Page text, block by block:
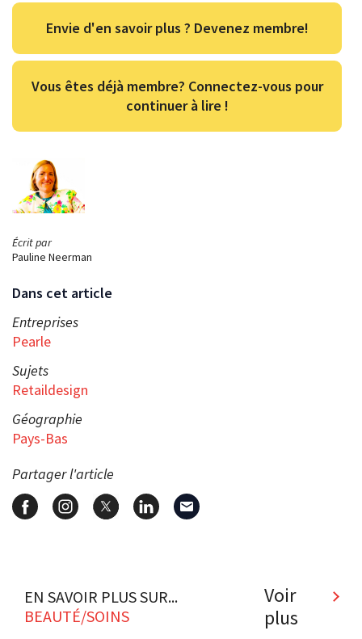
Écrit par
Pauline Neerman
Dans cet article
Entreprises
Pearle
Sujets
Retaildesign
Géographie
Pays-Bas
Partager l'article
Envie d'en savoir plus ? Devenez membre!
Vous êtes déjà membre? Connectez-vous pour
continuer à lire !
EN SAVOIR PLUS SUR...
BEAUTÉ/SOINS
Voir
plus